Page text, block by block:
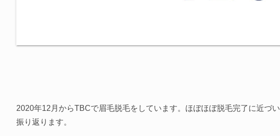
2020年12月からTBCで眉毛脱毛をしています。ほぼほぼ脱毛完了に近づ
振り返ります。